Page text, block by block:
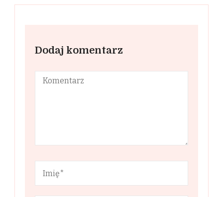
Dodaj komentarz